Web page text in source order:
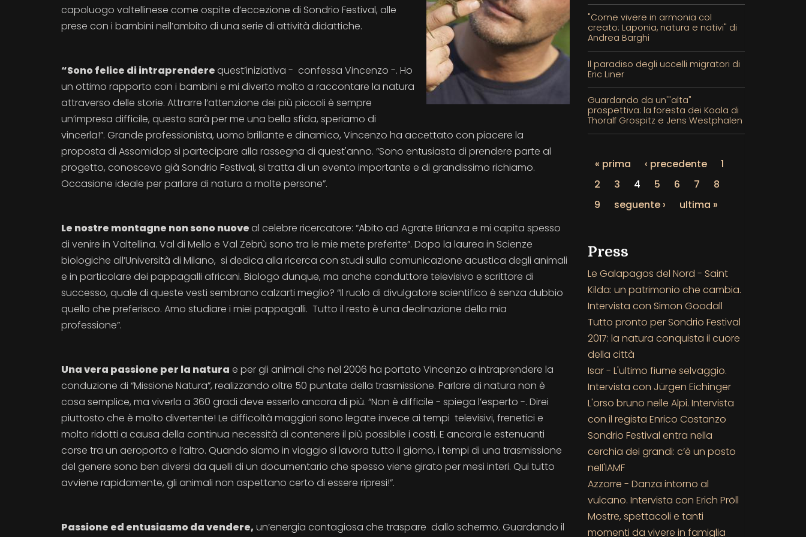
capoluogo valtellinese come ospite d’eccezione di Sondrio Festival, alle
prese con i bambini nell’ambito di una serie di attività didattiche.
“Sono felice di intraprenderequest’iniziativa - confessa Vincenzo -. Ho
un ottimo rapporto con i bambini e mi diverto molto a raccontare la natura
attraverso delle storie. Attrarre l’attenzione dei più piccoli è sempre
un’impresa difficile, questa sarà per me una bella sfida, speriamo di
vincerla!”. Grande professionista, uomo brillante e dinamico, Vincenzo ha accettato con piacere la
proposta di Assomidop si partecipare alla rassegna di quest'anno. “Sono entusiasta di prendere parte al
progetto, conoscevo già Sondrio Festival, si tratta di un evento importante e di grandissimo richiamo.
Occasione ideale per parlare di natura a molte persone”.
Le nostre montagne non sono nuoveal celebre ricercatore: “Abito ad Agrate Brianza e mi capita spesso
di venire in Valtellina. Val di Mello e Val Zebrù sono tra le mie mete preferite”. Dopo la laurea in Scienze
biologiche all’Università di Milano, si dedica alla ricerca con studi sulla comunicazione acustica degli animali
e in particolare dei pappagalli africani. Biologo dunque, ma anche conduttore televisivo e scrittore di
successo, quale di queste vesti sembrano calzarti meglio? “Il ruolo di divulgatore scientifico è senza dubbio
quello che preferisco. Amo studiare i miei pappagalli. Tutto il resto è una declinazione della mia
professione”.
Una vera passione per la natura e per gli animali che nel 2006 ha portato Vincenzo a intraprendere la
conduzione di “Missione Natura”, realizzando oltre 50 puntate della trasmissione. Parlare di natura non è
cosa semplice, ma viverla a 360 gradi deve esserlo ancora di più. “Non è difficile - spiega l’esperto -. Direi
piuttosto che è molto divertente! Le difficoltà maggiori sono legate invece ai tempi televisivi, frenetici e
molto ridotti a causa della continua necessità di contenere il più possibile i costi. E ancora le estenuanti
corse tra un aeroporto e l’altro. Quando siamo in viaggio si lavora tutto il giorno, i tempi di una trasmissione
del genere sono ben diversi da quelli di un documentario che spesso viene girato per mesi interi. Qui tutto
avviene rapidamente, gli animali non aspettano certo di essere ripresi!”.
Passione ed entusiasmo da vendere, un’energia contagiosa che traspare dallo schermo. Guardando il
"Come vivere in armonia col
creato: Laponia, natura e nativi" di
Andrea Barghi
Il paradiso degli uccelli migratori di
Eric Liner
Guardando da un'"alta"
prospettiva: la foresta dei Koala di
Thoralf Grospitz e Jens Westphalen
« prima ‹ precedente
1
2
3 4 5 6 7
8
9
seguente › ultima »
Press
Le Galapagos del Nord - Saint
Kilda: un patrimonio che cambia.
Intervista con Simon Goodall
Tutto pronto per Sondrio Festival
2017: la natura conquista il cuore
della città
Isar - L'ultimo fiume selvaggio.
Intervista con Jürgen Eichinger
L'orso bruno nelle Alpi. Intervista
con il regista Enrico Costanzo
Sondrio Festival entra nella
cerchia dei grandi: c’è un posto
nell'IAMF
Azzorre - Danza intorno al
vulcano. Intervista con Erich Pröll
Mostre, spettacoli e tanti
momenti da vivere in famiglia